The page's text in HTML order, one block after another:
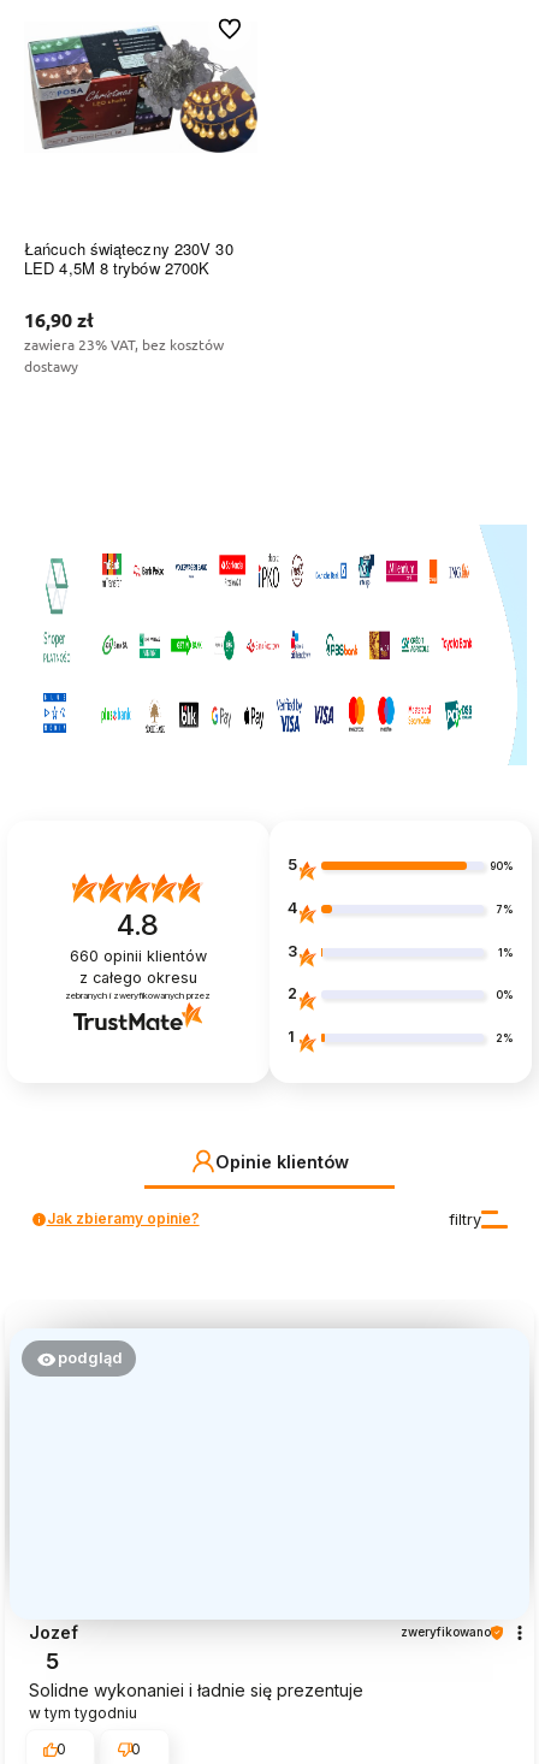
Łańcuch świąteczny 230V 30
LED 4,5M 8 trybów 2700K
16,90 zł
zawiera 23% VAT, bez kosztów
dostawy
Do ulubionych
4.8
660 opinii klientów
z całego okresu
zebranych i zweryfikowanych przez
5 90%
4 7%
3 1%
2 0%
1 2%
Opinie klientów
filtry
Jak zbieramy opinie?
podgląd
Jozef zweryfikowano
5
Solidne wykonaniei i ładnie się prezentuje
w tym tygodniu
0
0